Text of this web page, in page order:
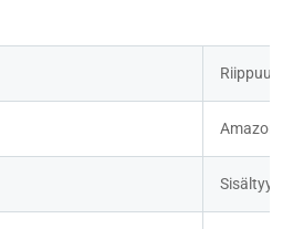
Riippuu
Amazon
Sisältyy